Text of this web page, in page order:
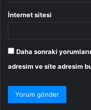
İnternet sitesi
Daha sonraki
adresim ve site adresim